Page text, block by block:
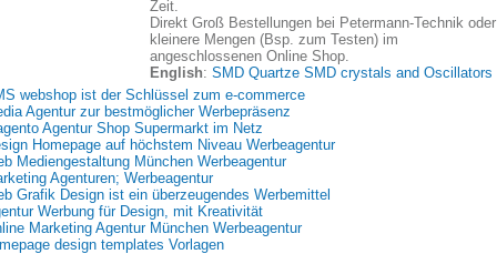
Zeit.
Direkt Groß Bestellungen bei Petermann-Technik oder
kleinere Mengen (Bsp. zum Testen) im
angeschlossenen Online Shop.
English: SMD Quartze SMD crystals and Oscillators
webshop ist der Schlüssel zum e-commerce
Agentur zur bestmöglicher Werbepräsenz
Agentur Shop Supermarkt im Netz
Homepage auf höchstem Niveau Werbeagentur
Mediengestaltung München Werbeagentur
Agenturen; Werbeagentur
Grafik Design ist ein überzeugendes Werbemittel
Werbung für Design, mit Kreativität
Marketing Agentur München Werbeagentur
design templates Vorlagen